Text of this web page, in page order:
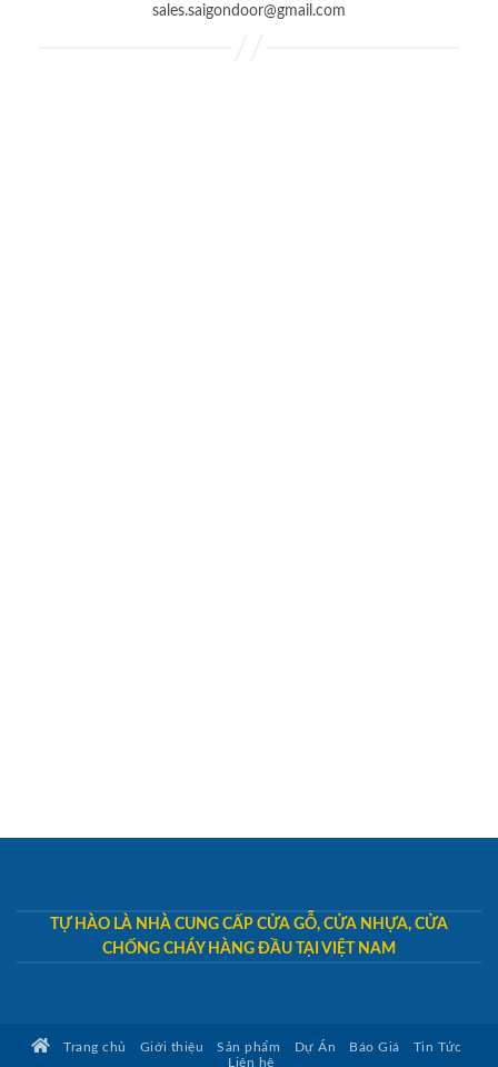
sales.saigondoor@gmail.com
TỰ HÀO LÀ NHÀ CUNG CẤP CỬA GỖ, CỬA NHỰA, CỬA
CHỐNG CHÁY HÀNG ĐẦU TẠI VIỆT NAM
Trang chủ Giới thiệu Sản phẩm Dự Án Báo Giá
Tin Tức
Liên hệ